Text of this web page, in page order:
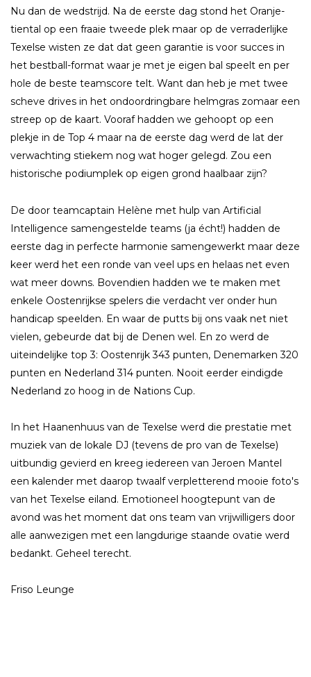
Nu dan de wedstrijd. Na de eerste dag stond het Oranje-
tiental op een fraaie tweede plek maar op de verraderlijke
Texelse wisten ze dat dat geen garantie is voor succes in
het bestball-format waar je met je eigen bal speelt en per
hole de beste teamscore telt. Want dan heb je met twee
scheve drives in het ondoordringbare helmgras zomaar een
streep op de kaart. Vooraf hadden we gehoopt op een
plekje in de Top 4 maar na de eerste dag werd de lat der
verwachting stiekem nog wat hoger gelegd. Zou een
historische podiumplek op eigen grond haalbaar zijn?
De door teamcaptain Helène met hulp van Artificial
Intelligence samengestelde teams (ja écht!) hadden de
eerste dag in perfecte harmonie samengewerkt maar deze
keer werd het een ronde van veel ups en helaas net even
wat meer downs. Bovendien hadden we te maken met
enkele Oostenrijkse spelers die verdacht ver onder hun
handicap speelden. En waar de putts bij ons vaak net niet
vielen, gebeurde dat bij de Denen wel. En zo werd de
uiteindelijke top 3: Oostenrijk 343 punten, Denemarken 320
punten en Nederland 314 punten. Nooit eerder eindigde
Nederland zo hoog in de Nations Cup.
In het Haanenhuus van de Texelse werd die prestatie met
muziek van de lokale DJ (tevens de pro van de Texelse)
uitbundig gevierd en kreeg iedereen van Jeroen Mantel
een kalender met daarop twaalf verpletterend mooie foto's
van het Texelse eiland. Emotioneel hoogtepunt van de
avond was het moment dat ons team van vrijwilligers door
alle aanwezigen met een langdurige staande ovatie werd
bedankt. Geheel terecht.
Friso Leunge